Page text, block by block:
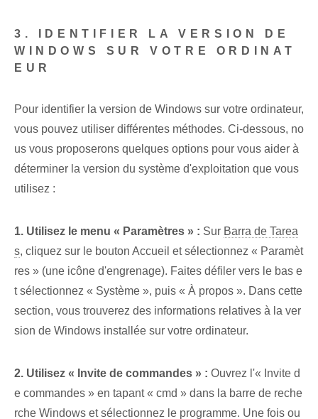
3. IDENTIFIER LA VERSION DE
WINDOWS SUR VOTRE ORDINAT
EUR
Pour identifier la version de Windows sur votre ordinateur,
vous pouvez utiliser différentes méthodes. Ci-dessous, no
us vous proposerons quelques options pour vous aider à
déterminer la version du système d'exploitation que vous
utilisez :
1. Utilisez le menu « Paramètres » : Sur Barra de Tarea
s, cliquez sur le bouton Accueil et sélectionnez « Paramèt
res » (une icône d'engrenage). Faites défiler vers le bas e
t sélectionnez « Système », puis « À propos ». Dans cette
section, vous trouverez des informations relatives à la ver
sion de Windows installée sur votre ordinateur.
2. Utilisez « Invite de commandes » : Ouvrez l'« Invite d
e commandes » en tapant « cmd » dans la barre de reche
rche Windows et sélectionnez le programme. Une fois ou